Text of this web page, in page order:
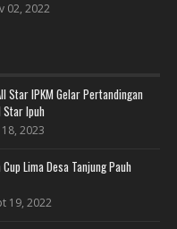
02, 2022
Star IPKM Gelar Pertandingan
Star Ipuh
18, 2023
Lima Desa Tanjung Pauh
19, 2022